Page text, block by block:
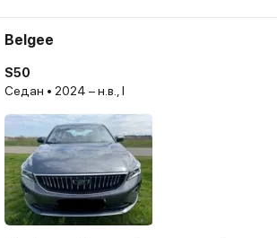
Belgee
S50
Седан • 2024 – н.в., I